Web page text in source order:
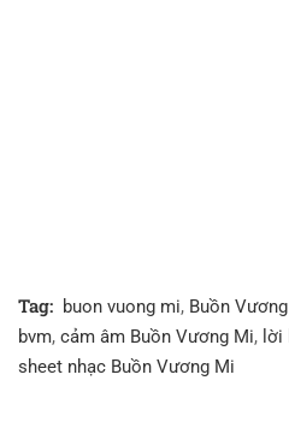
Tag: buon vuong mi, Buồn
bvm, cảm âm Buồn Vương Mi, lời
sheet nhạc Buồn Vương Mi